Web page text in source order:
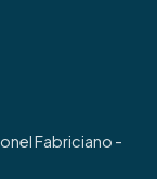
Fabriciano -